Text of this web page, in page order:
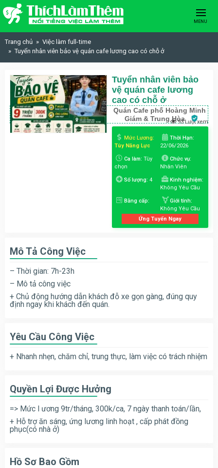
Skip to content
MENU
Trang chủ
Việc làm full-time
Tuyển nhân viên bảo vệ quán cafe lương cao có chỗ ở
Tuyển nhân viên bảo
vệ quán cafe lương
cao có chỗ ở
Quán Cafe phố Hoàng Minh
Giám & Trung Hòa93 Lượt xem
Mức Lương:
Tùy Năng Lực
Thời Hạn:
22/06/2026
Ca làm: Tùy
chọn
Chức vụ:
Nhân Viên
Số lượng: 4
Kinh nghiệm:
Không Yêu Cầu
Bằng cấp:
Giới tính:
Không Yêu Cầu
Ứng Tuyển Ngay
Mô Tả Công Việc
– Thời gian: 7h-23h
– Mô tả công việc
+ Chủ động hướng dẫn khách đỗ xe gọn gàng, đúng quy
định ngay khi khách đến quán.
Yêu Cầu Công Việc
+ Nhanh nhẹn, chăm chỉ, trung thực, làm việc có trách nhiệm
Quyền Lợi Được Hưởng
=> Mức l ương 9tr/tháng, 300k/ca, 7 ngày thanh toán/lần,
+ Hỗ trợ ăn sáng, ứng lương linh hoạt , cấp phát đồng
phục(có nhà ở)
Hồ Sơ Bao Gồm